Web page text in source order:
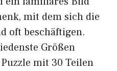
mit dem sich die
oft beschäftigen.
Größen
mit 30 Teilen